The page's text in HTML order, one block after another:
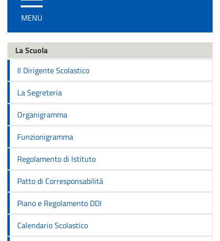
/
disattiva
navigazione
MENU
La Scuola
Il Dirigente Scolastico
La Segreteria
Organigramma
Funzionigramma
Regolamento di Istituto
Patto di Corresponsabilità
Piano e Regolamento DDI
Calendario Scolastico